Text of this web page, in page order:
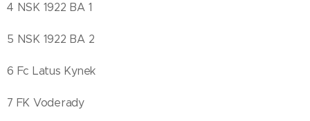
4 NSK 1922 BA 1
5 NSK 1922 BA 2
6 Fc Latus Kynek
7 FK Voderady